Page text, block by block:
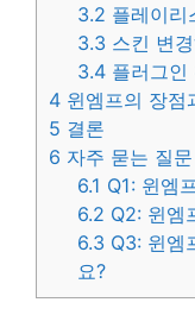
3.2 플레이리
3.3 스킨 변
3.4 플러그인
4 윈엠프의 장점
5 결론
6 자주 묻는 질
6.1 Q1: 윈엠
6.2 Q2: 윈엠
6.3 Q3: 윈엠
요?